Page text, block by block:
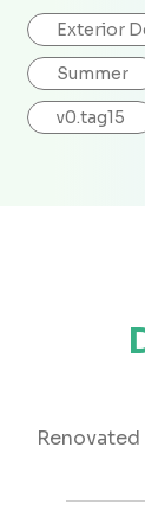
Exterior
Summer
v0.tag15